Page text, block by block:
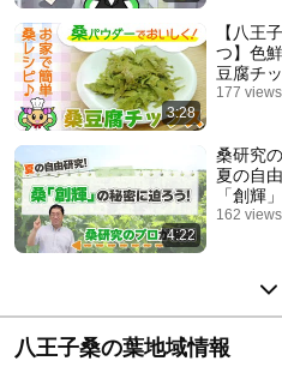
3:28
【八王
つ】色
豆腐チ
んレシ
177 views
4:22
桑研究
夏の自
「創輝
ミツと
162 views
八王子桑の葉地域情報